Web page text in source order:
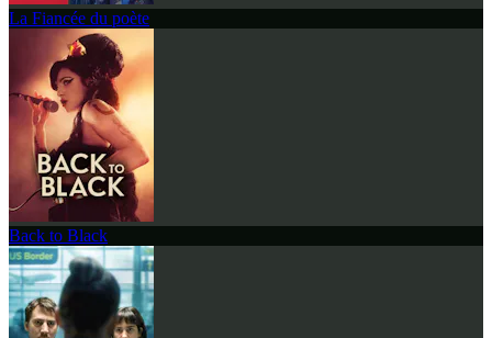
La Fiancée du poète
Back to Black